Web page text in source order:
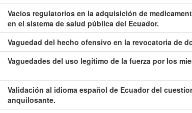
Vacíos regulatorios en la adquisición de
en el sistema de salud pública del Ecuador.
Vaguedad del hecho ofensivo en la revocatoria de
Vaguedades del uso legítimo de la fuerza por los
Validación al idioma español de Ecuador del
anquilosante.